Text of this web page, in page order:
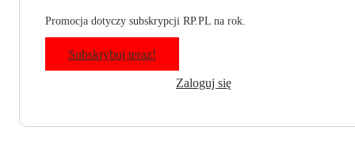
Promocja dotyczy subskrypcji RP.PL na rok.
Subskrybuj teraz!
Zaloguj się